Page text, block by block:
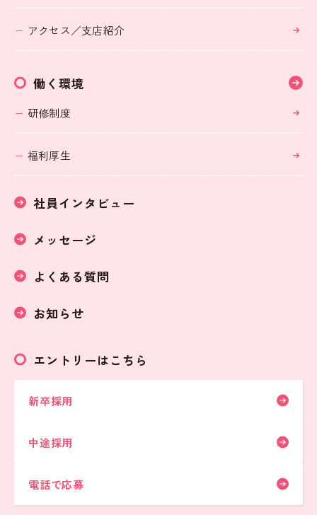
アクセス／支店紹介
働く環境
研修制度
福利厚生
社員インタビュー
メッセージ
よくある質問
お知らせ
エントリーはこちら
新卒採用
中途採用
電話で応募